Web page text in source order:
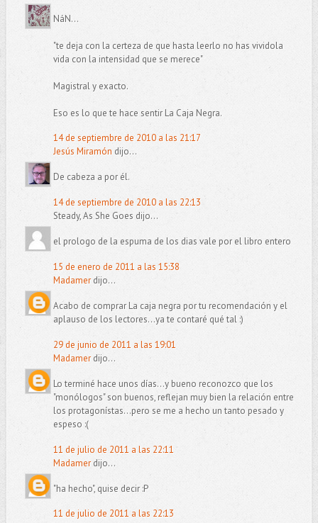
NáN...
"te deja con la certeza de que hasta leerlo no has vividola
vida con la intensidad que se merece"
Magistral y exacto.
Eso es lo que te hace sentir La Caja Negra.
14 de septiembre de 2010 a las 21:17
Jesús Miramón dijo...
De cabeza a por él.
14 de septiembre de 2010 a las 22:13
Steady, As She Goes dijo...
el prologo de la espuma de los dias vale por el libro entero
15 de enero de 2011 a las 15:38
Madamerdijo...
Acabo de comprar La caja negra por tu recomendación y el
aplauso de los lectores...ya te contaré qué tal :)
29 de junio de 2011 a las 19:01
Madamerdijo...
Lo terminé hace unos días...y bueno reconozco que los
"monólogos" son buenos, reflejan muy bien la relación entre
los protagonístas...pero se me a hecho un tanto pesado y
espeso :(
11 de julio de 2011 a las 22:11
Madamerdijo...
"ha hecho", quise decir :P
11 de julio de 2011 a las 22:13